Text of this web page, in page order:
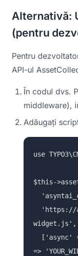
Alternativă:
(pentru
Pentru
API-ul
În codul dvs.
middleware),
Adăugați
use
$this-
'https://
widget.js',
['async'
=>